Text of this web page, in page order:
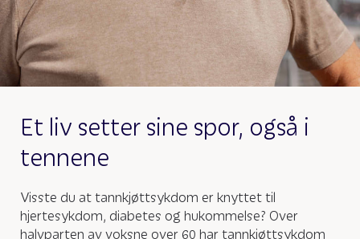
Et liv setter sine spor, også i
tennene
Visste du at tannkjøttsykdom er knyttet til
hjertesykdom, diabetes og hukommelse? Over
halvparten av voksne over 60 har tannkjøttsykdom